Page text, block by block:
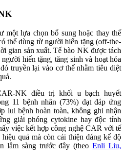
một lựa chọn bổ sung hoặc thay thế
thể dùng từ người hiến tặng (off-the-
gian sản xuất. Tế bào NK được tách
hiến tặng, tăng sinh và hoạt hóa
truyền lại vào cơ thể nhằm tiêu diệt
NK điều trị khối u bạch huyết
11 bệnh nhân (73%) đạt đáp ứng
lui bệnh hoàn toàn, không ghi nhận
giải phóng cytokine hay độc tính
việc kết hợp công nghệ CAR với tế
quả mà còn cải thiện đáng kể độ
lâm sàng trước đây (theoEnli Liu,